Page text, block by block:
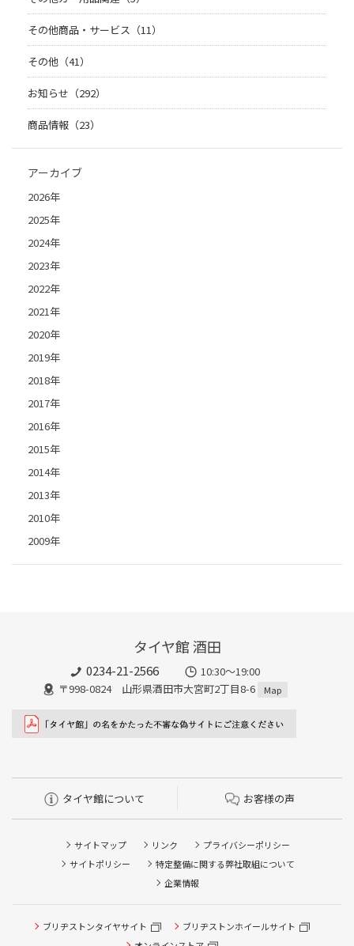
その他商品・サービス（11）
その他（41）
お知らせ（292）
商品情報（23）
アーカイブ
2026年
2025年
2024年
2023年
2022年
2021年
2020年
2019年
2018年
2017年
2016年
2015年
2014年
2013年
2010年
2009年
タイヤ館 酒田
0234-21-2566
10:30～19:00
〒998-0824 山形県酒田市大宮町2丁目8-6
Map
タイヤ館について お客様の声
サイトマップ リンク
プライバシーポリシー
サイトポリシー
特定整備に関する弊社取組について
企業情報
ブリヂストンタイヤサイト
ブリヂストンホイールサイト
タイヤ点検・安全点検/タイヤ履き替え/オイル交換/その他
ピット作業の予約